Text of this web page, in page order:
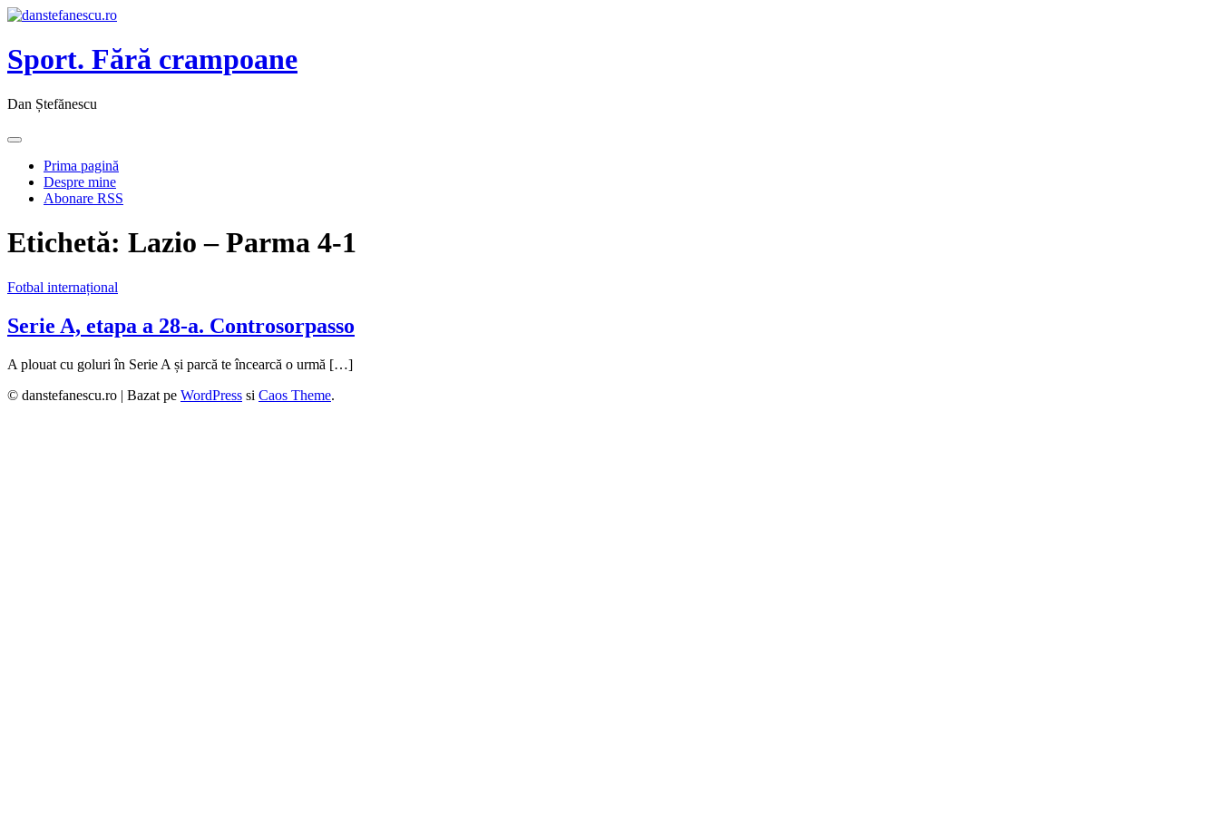
Sport. Fără crampoane
Dan Ștefănescu
Prima pagină
Despre mine
Abonare RSS
Etichetă: Lazio – Parma 4-1
Fotbal internațional
Serie A, etapa a 28-a. Controsorpasso
A plouat cu goluri în Serie A și parcă te încearcă o urmă […]
© danstefanescu.ro | Bazat pe WordPress si Caos Theme.